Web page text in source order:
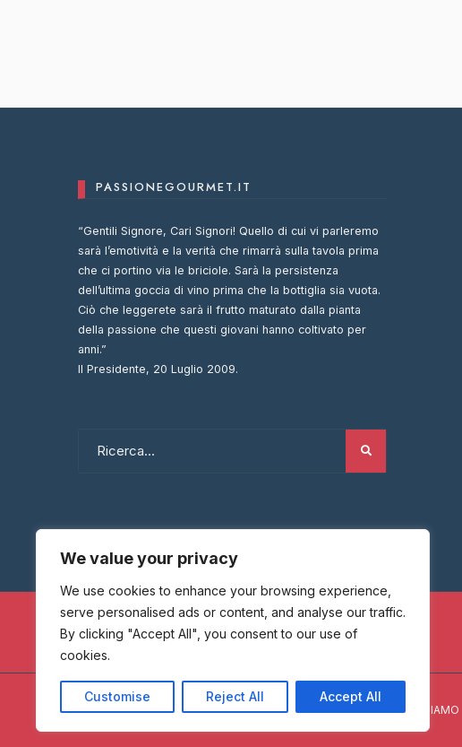
We value your privacy
We use cookies to enhance your browsing experience,
serve personalised ads or content, and analyse our traffic.
By clicking "Accept All", you consent to our use of
cookies.
Customise Reject All Accept All
PASSIONEGOURMET.IT
“Gentili Signore, Cari Signori! Quello di cui vi parleremo
sarà l’emotività e la verità che rimarrà sulla tavola prima
che ci portino via le briciole. Sarà la persistenza
dell’ultima goccia di vino prima che la bottiglia sia vuota.
Ciò che leggerete sarà il frutto maturato dalla pianta
della passione che questi giovani hanno coltivato per
anni.”
Il Presidente, 20 Luglio 2009.
CHI SIAMO